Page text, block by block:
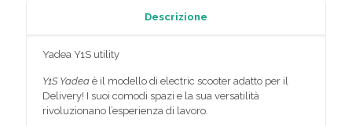
Descrizione
Yadea Y1S utility
Y1S Yadea è il modello di electric scooter adatto per il
Delivery! I suoi comodi spazi e la sua versatilità
rivoluzionano l’esperienza di lavoro.